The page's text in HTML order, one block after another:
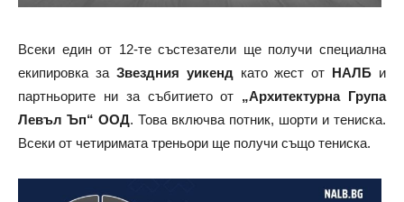
Всеки един от 12-те състезатели ще получи специална
екипировка за Звездния уикенд като жест от НАЛБ и
партньорите ни за събитието от „Архитектурна Група
Левъл Ъп“ ООД. Това включва потник, шорти и тениска.
Всеки от четиримата треньори ще получи също тениска.